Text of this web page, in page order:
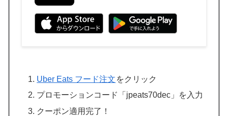
Uber Eats フード注文 をクリック
プロモーションコード「jpeats70dec」を入力
クーポン適用完了！